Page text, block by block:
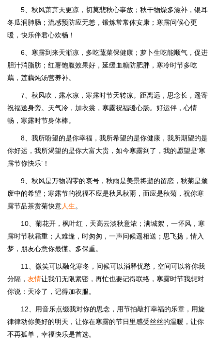
5、秋风萧萧天更凉，切莫悲秋心事放；秋干物燥多滋补，银耳
冬瓜润肺肠；流感预防应无恙，锻炼常常体安康；寒露问候心更
暖，快乐伴君心欢畅！
6、寒露到来天渐凉，多吃蔬菜保健康；萝卜生吃能顺气，促进
胆汁消脂肪；红薯饱腹效果好，延缓血糖防肥胖，寒冷时节多吃
藕，莲藕炖汤营养补。
7、秋风吹，露水凉，寒露时节天转凉。距离远，思念长，遥寄
祝福送身旁。天气冷，加衣裳，寒露祝福暖心肠。好运伴，心情
畅，寒露时节身体棒。
8、我所盼望的是你幸福，我所希望的是你健康，我所期望的是
你好运，我所渴望的是你大富大贵，如今寒露到了，我的愿望是‘寒
露节你快乐’！
9、秋风是万物凋零的哀号，秋雨是美景将逝的留恋，秋菊是颓
废中的希望；寒露节的祝福不应是秋风秋雨，而应是秋菊，祝你寒
露节品茶赏菊快意人生。
10、菊花开，枫叶红，天高云淡秋意浓；满城絮，一怀风，寒
露时节秋霜重；人难逢，时匆匆，一声问候遥相送；思飞扬，情入
梦，朋友心意你最懂。多保重。
11、微笑可以融化寒冬，问候可以消释忧愁，空间可以将你我
分隔， 友情让我们无限紧密，再忙也要记得联络，寒露时节我想对
你说：天冷了，记得加衣服。
12、用音乐点缀我对你的思念，用节拍敲打幸福的乐章，用旋
律律动你美好的明天，让你在寒露的节日里感受丝丝的温暖，让你
不再孤单，幸福快乐是首选。